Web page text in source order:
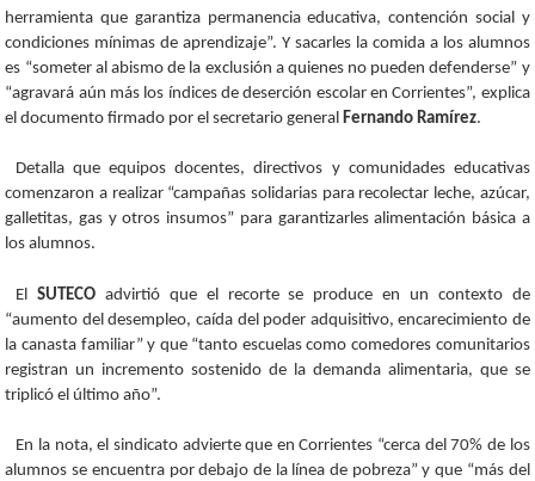
herramienta que garantiza permanencia educativa, contención social y
condiciones mínimas de aprendizaje”. Y sacarles la comida a los alumnos
es “someter al abismo de la exclusión a quienes no pueden defenderse” y
“agravará aún más los índices de deserción escolar en Corrientes”, explica
el documento firmado por el secretario generalFernando Ramírez.
Detalla que equipos docentes, directivos y comunidades educativas
comenzaron a realizar “campañas solidarias para recolectar leche, azúcar,
galletitas, gas y otros insumos” para garantizarles alimentación básica a
los alumnos.
ElSUTECO advirtió que el recorte se produce en un contexto de
“aumento del desempleo, caída del poder adquisitivo, encarecimiento de
la canasta familiar” y que “tanto escuelas como comedores comunitarios
registran un incremento sostenido de la demanda alimentaria, que se
triplicó el último año”.
En la nota, el sindicato advierte que en Corrientes “cerca del 70% de los
alumnos se encuentra por debajo de la línea de pobreza” y que “más del